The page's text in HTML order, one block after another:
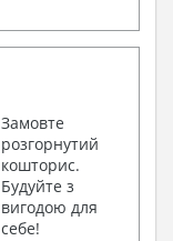
Замовте
розгорнутий
кошторис.
Будуйте з
вигодою для
себе!